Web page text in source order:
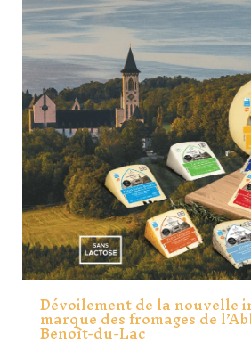
Dévoilement de la nouvelle
marque des fromages de
Benoît-du-Lac